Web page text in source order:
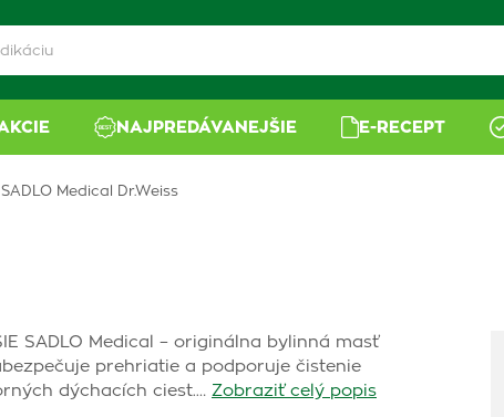
NAJPREDÁVANEJŠIE E-RECEPT
SADLO Medical Dr.Weiss
SADLO Medical – originálna bylinná masť
prehriatie a podporuje čistenie
dýchacích ciest.… Zobraziť celý popis